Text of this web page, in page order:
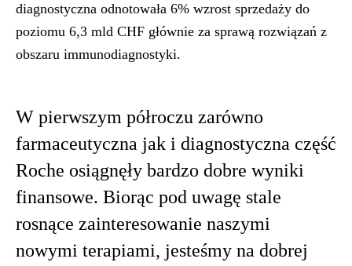
diagnostyczna odnotowała 6% wzrost sprzedaży do
poziomu 6,3 mld CHF głównie za sprawą rozwiązań z
obszaru immunodiagnostyki.
W pierwszym półroczu zarówno
farmaceutyczna jak i diagnostyczna część
Roche osiągnęły bardzo dobre wyniki
finansowe. Biorąc pod uwagę stale
rosnące zainteresowanie naszymi
nowymi terapiami, jesteśmy na dobrej